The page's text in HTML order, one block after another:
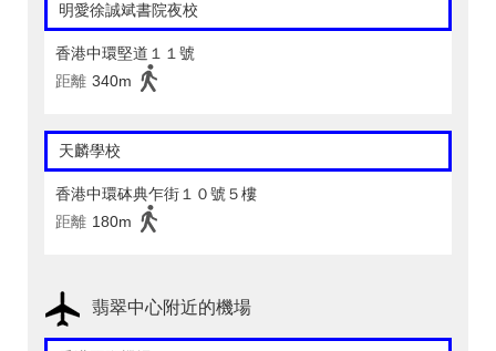
明愛徐誠斌書院夜校
香港中環堅道１１號
距離 340m
天麟學校
香港中環砵典乍街１０號５樓
距離 180m
翡翠中心附近的機場